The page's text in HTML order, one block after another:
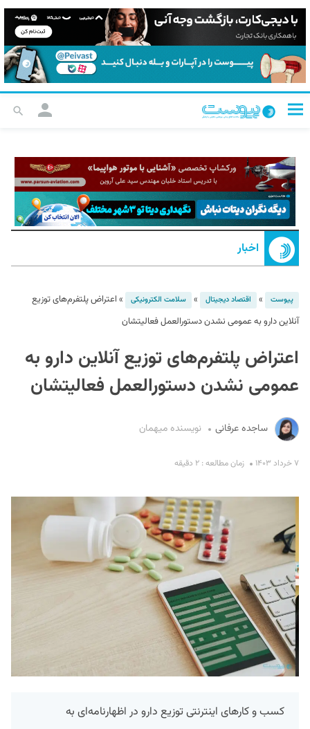
اخبار
پیوست » اقتصاد دیجیتال » سلامت الکترونیکی » اعتراض پلتفرم‌های توزیع
آنلاین دارو به عمومی نشدن دستورالعمل فعالیتشان
اعتراض پلتفرم‌های توزیع آنلاین دارو به
عمومی نشدن دستورالعمل فعالیتشان
ساجده عرفانی نویسنده میهمان
۷ خرداد ۱۴۰۳ زمان مطالعه : ۲ دقیقه
کسب و کارهای اینترنتی توزیع دارو در اظهارنامه‌ای به